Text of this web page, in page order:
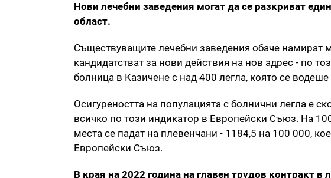
Нови лечебни заведения могат да се разкриват
област.
Съществуващите лечебни заведения обаче намират
кандидатстват за нови действия на нов адрес - по
болница в Казичене с над 400 легла, която се
Осигуреността на популацията с болнични легла е
всичко по този индикатор в Европейски Съюз. На
места се падат на плевенчани - 1184,5 на 100 000,
Европейски Съюз.
В края на 2022 година на главен трудов контракт в